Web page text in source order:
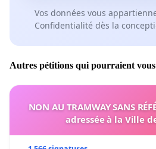
Vos données vous
Confidentialité dès la
Autres pétitions qui pourraient
NON AU TRAMWAY SANS
adressée à la Ville